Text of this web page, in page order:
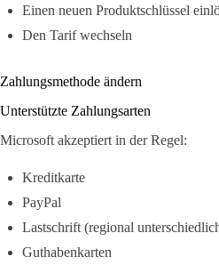
Einen neuen Produktschlüssel
Den Tarif wechseln
Zahlungsmethode ändern
Unterstützte Zahlungsarten
Microsoft akzeptiert in der Regel:
Kreditkarte
PayPal
Lastschrift (regional
Guthabenkarten